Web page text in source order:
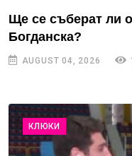
Ще се съберат ли
Богданска?
AUGUST 04, 2026
КЛЮКИ